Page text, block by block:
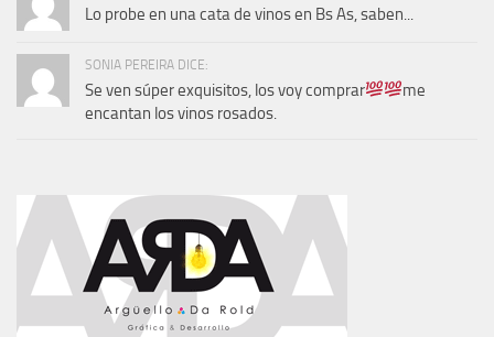
Lo probe en una cata de vinos en Bs As, saben...
SONIA PEREIRA DICE:
Se ven súper exquisitos, los voy comprar
me
encantan los vinos rosados.